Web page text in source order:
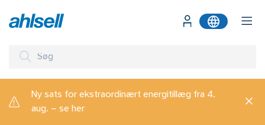
Ny sats for ekstraordinært energitillæg fra 4.
aug. – se her